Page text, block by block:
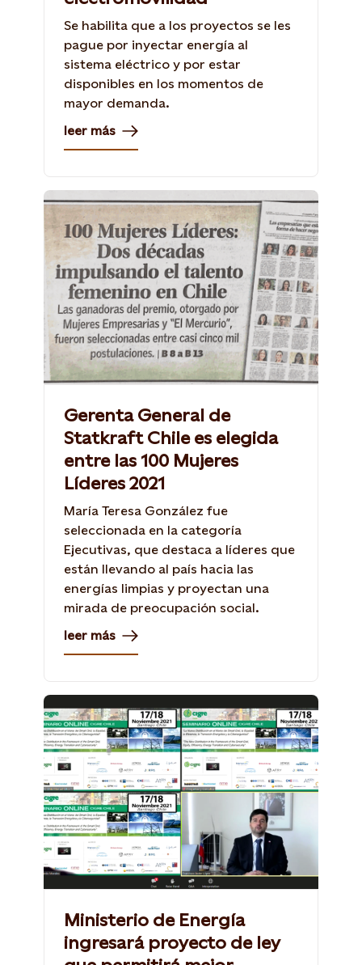
Se habilita que a los proyectos se les
pague por inyectar energía al
sistema eléctrico y por estar
disponibles en los momentos de
mayor demanda.
leer más
Gerenta General de
Statkraft Chile es elegida
entre las 100 Mujeres
Líderes 2021
María Teresa González fue
seleccionada en la categoría
Ejecutivas, que destaca a líderes que
están llevando al país hacia las
energías limpias y proyectan una
mirada de preocupación social.
leer más
Ministerio de Energía
ingresará proyecto de ley